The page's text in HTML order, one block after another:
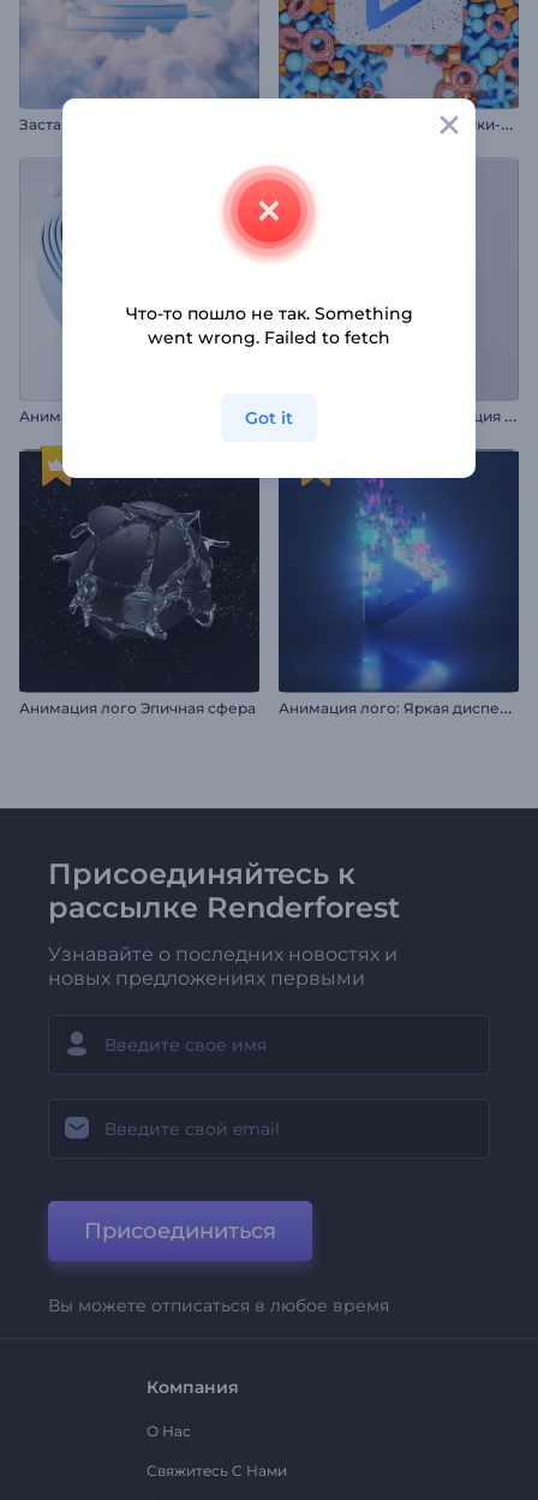
Заставка: Пастельные облака И
нтро: Красочные крестики-нолики
А
нимация лого: Вращение полусферы М
инималистичная анимация лого во вращении
Анимация лого Эпичная сфера А
нимация лого: Яркая дисперсия
Присоединяйтесь к
рассылке Renderforest
Узнавайте о последних новостях и
новых предложениях первыми
Присоединиться
Вы можете отписаться в любое время
Компания
О Нас
Свяжитесь С Нами
Что-то пошло не так. Something
went wrong. Failed to fetch
Got it